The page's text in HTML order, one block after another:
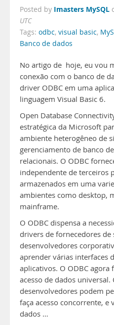
Posted by Imasters MySQL
UTC
Tags: odbc, visual basic,
Banco de dados
No artigo de hoje, eu vou
conexão com o banco de
driver ODBC em uma
linguagem Visual Basic 6.
Open Database
estratégica da Microsoft
ambiente heterogêneo de
gerenciamento de banco
relacionais. O ODBC
independente de terceiros
armazenados em uma
ambientes como desktop,
mainframe.
O ODBC dispensa a
drivers de fornecedores de
desenvolvedores
aprender várias interfaces
aplicativos. O ODBC
acesso de dados universal.
desenvolvedores podem
faça acesso concorrente, e
dados …